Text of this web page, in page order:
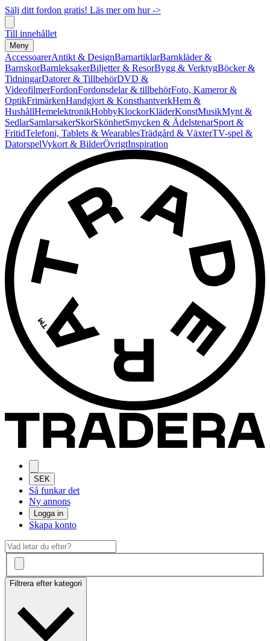
Sälj ditt fordon gratis! Läs mer om hur ->
Till innehållet
Meny
AccessoarerAntikt & DesignBarnartiklarBarnkläder &
BarnskorBarnleksakerBiljetter & ResorBygg & VerktygBöcker &
TidningarDatorer & TillbehörDVD &
VideofilmerFordonFordonsdelar & tillbehörFoto, Kameror &
OptikFrimärkenHandgjort & KonsthantverkHem &
HushållHemelektronikHobbyKlockorKläderKonstMusikMynt &
SedlarSamlarsakerSkorSkönhetSmycken & ÄdelstenarSport &
FritidTelefoni, Tablets & WearablesTrädgård & VäxterTV-spel &
DatorspelVykort & BilderÖvrigtInspiration
SEK
Så funkar det
Ny annons
Logga in
Skapa konto
Filtrera efter kategori